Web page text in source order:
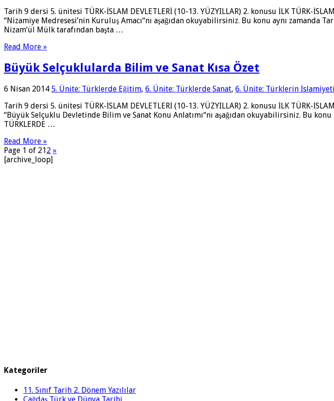
Tarih 9 dersi 5. ünitesi TÜRK-İSLAM DEVLETLERİ (10-13. YÜZYILLAR) 2. konusu İLK TÜRK-
“Nizamiye Medresesi’nin Kuruluş Amacı“nı aşağıdan okuyabilirsiniz. Bu konu aynı
Nizam’ül Mülk tarafından başta …
Read More »
Büyük Selçuklularda Bilim ve Sanat Kısa Özet
6 Nisan 2014 5. Ünite: Türklerde Eğitim, 6. Ünite: Türklerde Sanat, 6. Ünite: Türklerin
Tarih 9 dersi 5. ünitesi TÜRK-İSLAM DEVLETLERİ (10-13. YÜZYILLAR) 2. konusu İLK TÜRK-
“Büyük Selçuklu Devletinde Bilim ve Sanat Konu Anlatımı“nı aşağıdan okuyabilirsiniz. Bu
TÜRKLERDE …
Read More »
Page 1 of 212 »
[archive_loop]
Kategoriler
11. Sınıf Tarih 2. Dönem Yazılılar